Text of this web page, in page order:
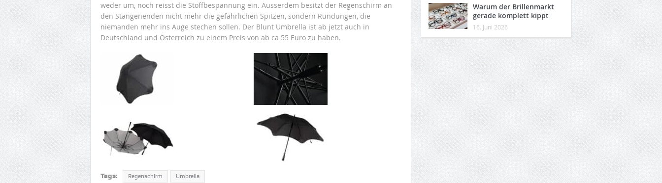
weder um, noch reisst die Stoffbespannung ein. Ausserdem besitzt der Regenschirm an
den Stangenenden nicht mehr die gefährlichen Spitzen, sondern Rundungen, die
niemanden mehr ins Auge stechen sollen. Der Blunt Umbrella ist ab jetzt auch in
Deutschland und Österreich zu einem Preis von ab ca 55 Euro zu haben.
Tags: Regenschirm Umbrella
Warum der Brillenmarkt
gerade komplett kippt
16. Juni 2026